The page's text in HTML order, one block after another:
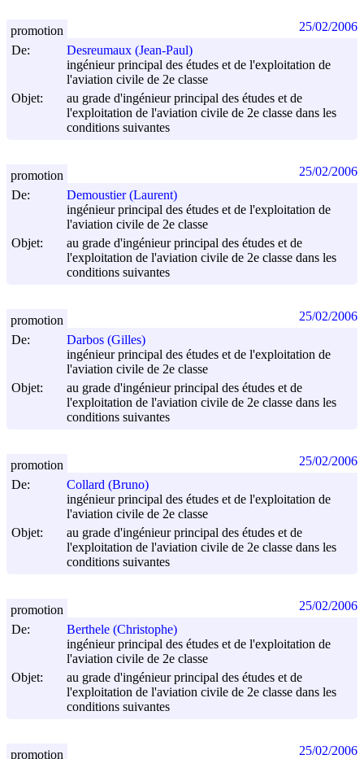
De:
Desreumaux (Jean-Paul)
ingénieur principal des études et de l'exploitation de
l'aviation civile de 2e classe
Objet:
au grade d'ingénieur principal des études et de
l'exploitation de l'aviation civile de 2e classe dans les
conditions suivantes
promotion 25/02/2006
De:
Demoustier (Laurent)
ingénieur principal des études et de l'exploitation de
l'aviation civile de 2e classe
Objet:
au grade d'ingénieur principal des études et de
l'exploitation de l'aviation civile de 2e classe dans les
conditions suivantes
promotion 25/02/2006
De:
Darbos (Gilles)
ingénieur principal des études et de l'exploitation de
l'aviation civile de 2e classe
Objet:
au grade d'ingénieur principal des études et de
l'exploitation de l'aviation civile de 2e classe dans les
conditions suivantes
promotion 25/02/2006
De:
Collard (Bruno)
ingénieur principal des études et de l'exploitation de
l'aviation civile de 2e classe
Objet:
au grade d'ingénieur principal des études et de
l'exploitation de l'aviation civile de 2e classe dans les
conditions suivantes
promotion 25/02/2006
De:
Berthele (Christophe)
ingénieur principal des études et de l'exploitation de
l'aviation civile de 2e classe
Objet:
au grade d'ingénieur principal des études et de
l'exploitation de l'aviation civile de 2e classe dans les
conditions suivantes
promotion 25/02/2006
promotion 25/02/2006